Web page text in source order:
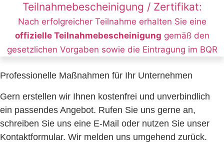
Teilnahmebescheinigung / Zertifikat:
Nach erfolgreicher Teilnahme erhalten Sie eine
offizielle Teilnahmebescheinigung gemäß den
gesetzlichen Vorgaben sowie die Eintragung im BQR
Professionelle Maßnahmen für Ihr Unternehmen
Gern erstellen wir Ihnen kostenfrei und unverbindlich
ein passendes Angebot. Rufen Sie uns gerne an,
schreiben Sie uns eine E-Mail oder nutzen Sie unser
Kontaktformular. Wir melden uns umgehend zurück.